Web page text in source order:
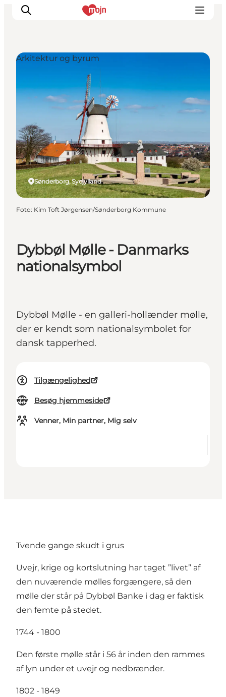
Oplevelser
Byer & Steder
Overnatning
Planlæg din ferie
Booking
Dybbøl Mølle - Danmarks
nationalsymbol
Dybbøl Mølle - en galleri-hollænder mølle,
der er kendt som nationalsymbolet for
dansk tapperhed.
Tilgængelighed
Besøg hjemmeside
Venner, Min partner, Mig selv
Sønderborg, Sydjylland
Arkitektur og byrum
Foto: Kim Toft Jørgensen/Sønderborg Kommune
Tvende gange skudt i grus
Uvejr, krige og kortslutning har taget ”livet” af
den nuværende mølles forgængere, så den
mølle der står på Dybbøl Banke i dag er faktisk
den femte på stedet.
1744 - 1800
Den første mølle står i 56 år inden den rammes
af lyn under et uvejr og nedbrænder.
1802 - 1849